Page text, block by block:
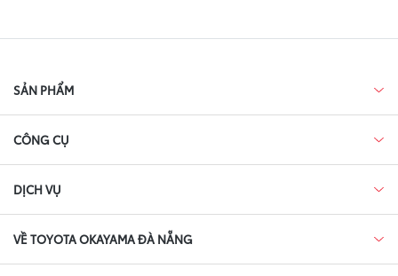
SẢN PHẨM
CÔNG CỤ
DỊCH VỤ
VỀ TOYOTA OKAYAMA ĐÀ NẴNG